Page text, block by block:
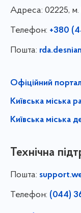
Адреса: 02225,
Телефон: +380
Пошта:
Офіційний
Київська міська
Київська міська
Технічна
Пошта:
Телефон: (044)